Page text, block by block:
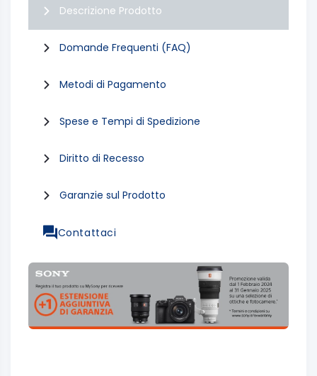
Descrizione Prodotto
Domande Frequenti (FAQ)
Metodi di Pagamento
Spese e Tempi di Spedizione
Diritto di Recesso
Garanzie sul Prodotto
Contattaci